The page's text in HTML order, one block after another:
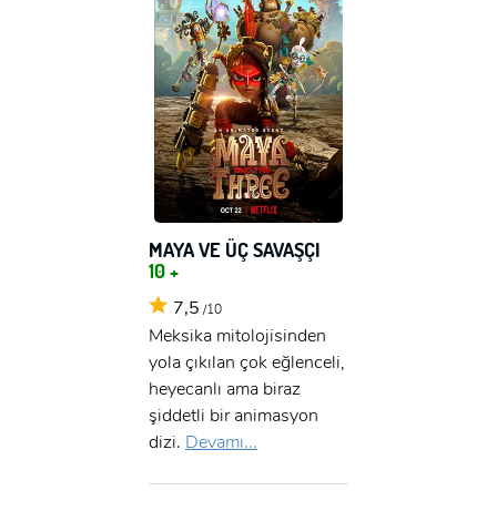
MAYA VE ÜÇ SAVAŞÇI
10 +
7,5 /10
Meksika mitolojisinden
yola çıkılan çok eğlenceli,
heyecanlı ama biraz
şiddetli bir animasyon
dizi. Devamı...